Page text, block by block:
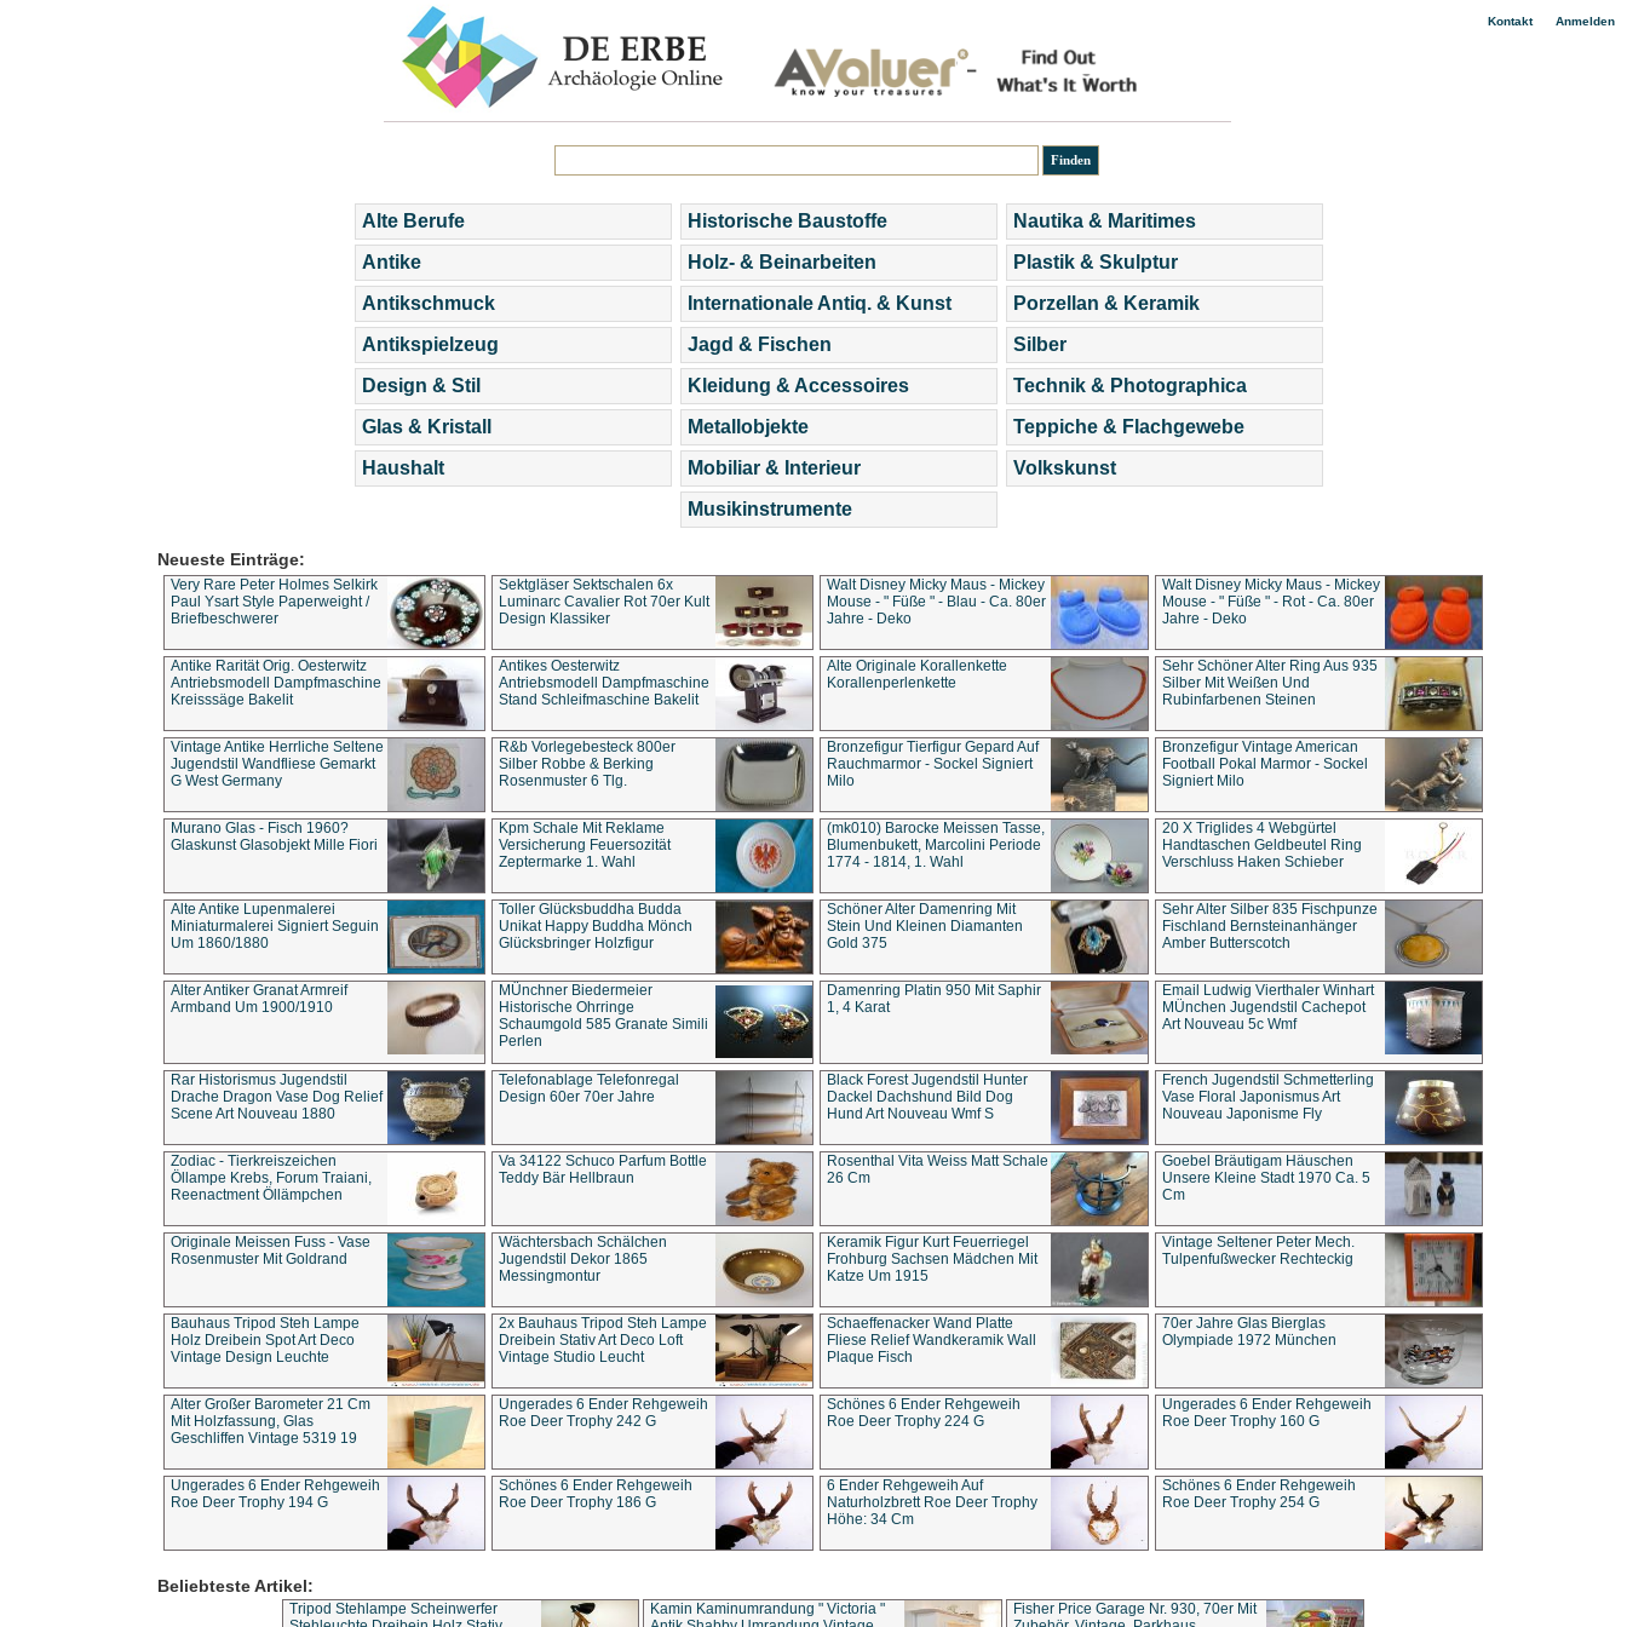
Kontakt| Anmelden
Alte Berufe
Antike
Antikschmuck
Antikspielzeug
Design & Stil
Glas & Kristall
Haushalt
Historische Baustoffe
Holz- & Beinarbeiten
Internationale Antiq. & Kunst
Jagd & Fischen
Kleidung & Accessoires
Metallobjekte
Mobiliar & Interieur
Musikinstrumente
Nautika & Maritimes
Plastik & Skulptur
Porzellan & Keramik
Silber
Technik & Photographica
Teppiche & Flachgewebe
Volkskunst
Neueste Einträge:
Very Rare Peter Holmes Selkirk
Paul Ysart Style Paperweight /
Briefbeschwerer
Sektgläser Sektschalen 6x
Luminarc Cavalier Rot 70er Kult
Design Klassiker
Walt Disney Micky Maus - Mickey
Mouse - " Füße " - Blau - Ca. 80er
Jahre - Deko
Walt Disney Micky Maus - Mickey
Mouse - " Füße " - Rot - Ca. 80er
Jahre - Deko
Antike Rarität Orig. Oesterwitz
Antriebsmodell Dampfmaschine
Kreisssäge Bakelit
Antikes Oesterwitz
Antriebsmodell Dampfmaschine
Stand Schleifmaschine Bakelit
Alte Originale Korallenkette
Korallenperlenkette
Sehr Schöner Alter Ring Aus 935
Silber Mit Weißen Und
Rubinfarbenen Steinen
Vintage Antike Herrliche Seltene
Jugendstil Wandfliese Gemarkt
G West Germany
R&b Vorlegebesteck 800er
Silber Robbe & Berking
Rosenmuster 6 Tlg.
Bronzefigur Tierfigur Gepard Auf
Rauchmarmor - Sockel Signiert
Milo
Bronzefigur Vintage American
Football Pokal Marmor - Sockel
Signiert Milo
Murano Glas - Fisch 1960?
Glaskunst Glasobjekt Mille Fiori
Kpm Schale Mit Reklame
Versicherung Feuersozität
Zeptermarke 1. Wahl
(mk010) Barocke Meissen Tasse,
Blumenbukett, Marcolini Periode
1774 - 1814, 1. Wahl
20 X Triglides 4 Webgürtel
Handtaschen Geldbeutel Ring
Verschluss Haken Schieber
Alte Antike Lupenmalerei
Miniaturmalerei Signiert Seguin
Um 1860/1880
Toller Glücksbuddha Budda
Unikat Happy Buddha Mönch
Glücksbringer Holzfigur
Schöner Alter Damenring Mit
Stein Und Kleinen Diamanten
Gold 375
Sehr Alter Silber 835 Fischpunze
Fischland Bernsteinanhänger
Amber Butterscotch
Alter Antiker Granat Armreif
Armband Um 1900/1910
MÜnchner Biedermeier
Historische Ohrringe
Schaumgold 585 Granate Simili
Perlen
Damenring Platin 950 Mit Saphir
1, 4 Karat
Email Ludwig Vierthaler Winhart
MÜnchen Jugendstil Cachepot
Art Nouveau 5c Wmf
Rar Historismus Jugendstil
Drache Dragon Vase Dog Relief
Scene Art Nouveau 1880
Telefonablage Telefonregal
Design 60er 70er Jahre
Black Forest Jugendstil Hunter
Dackel Dachshund Bild Dog
Hund Art Nouveau Wmf S
French Jugendstil Schmetterling
Vase Floral Japonismus Art
Nouveau Japonisme Fly
Zodiac - Tierkreiszeichen
Öllampe Krebs, Forum Traiani,
Reenactment Öllämpchen
Va 34122 Schuco Parfum Bottle
Teddy Bär Hellbraun
Rosenthal Vita Weiss Matt Schale
26 Cm
Goebel Bräutigam Häuschen
Unsere Kleine Stadt 1970 Ca. 5
Cm
Originale Meissen Fuss - Vase
Rosenmuster Mit Goldrand
Wächtersbach Schälchen
Jugendstil Dekor 1865
Messingmontur
Keramik Figur Kurt Feuerriegel
Frohburg Sachsen Mädchen Mit
Katze Um 1915
Vintage Seltener Peter Mech.
Tulpenfußwecker Rechteckig
Bauhaus Tripod Steh Lampe
Holz Dreibein Spot Art Deco
Vintage Design Leuchte
2x Bauhaus Tripod Steh Lampe
Dreibein Stativ Art Deco Loft
Vintage Studio Leucht
Schaeffenacker Wand Platte
Fliese Relief Wandkeramik Wall
Plaque Fisch
70er Jahre Glas Bierglas
Olympiade 1972 München
Alter Großer Barometer 21 Cm
Mit Holzfassung, Glas
Geschliffen Vintage 5319 19
Ungerades 6 Ender Rehgeweih
Roe Deer Trophy 242 G
Schönes 6 Ender Rehgeweih
Roe Deer Trophy 224 G
Ungerades 6 Ender Rehgeweih
Roe Deer Trophy 160 G
Ungerades 6 Ender Rehgeweih
Roe Deer Trophy 194 G
Schönes 6 Ender Rehgeweih
Roe Deer Trophy 186 G
6 Ender Rehgeweih Auf
Naturholzbrett Roe Deer Trophy
Höhe: 34 Cm
Schönes 6 Ender Rehgeweih
Roe Deer Trophy 254 G
Beliebteste Artikel:
Tripod Stehlampe Scheinwerfer
Kamin Kaminumrandung " Victoria "
Fisher Price Garage Nr. 930, 70er Mit